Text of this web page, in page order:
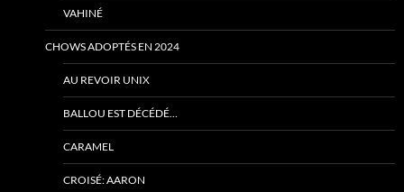
VAHINÉ
CHOWS ADOPTÉS EN 2024
AU REVOIR UNIX
BALLOU EST DÉCÉDÉ…
CARAMEL
CROISÉ: AARON